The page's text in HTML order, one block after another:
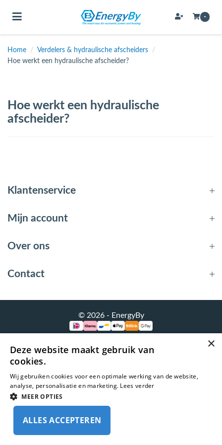
(Bevestigingsmateriaal / schroeven)
(Buizen & leidingen)
(Expansievaten)
(Hemelwaterafvoer & riolering)
(Circulatiepompen, pompgroepen & verdelers)
(Verwarming, kachels & ketels)
(Warmtepompen en warmtepompboilers)
Toggle navigation -
Home / Verdelers & hydraulische afscheiders
/
Hoe werkt een hydraulische afscheider?
Hoe werkt een hydraulische
afscheider?
Klantenservice
Mijn account
Over ons
Contact
© 2026 - EnergyBy
×
Deze website maakt gebruik van
cookies.
Wij gebruiken cookies voor een optimale werking van de website,
analyse, personalisatie en marketing. Lees verder
MEER OPTIES
ALLES ACCEPTEREN